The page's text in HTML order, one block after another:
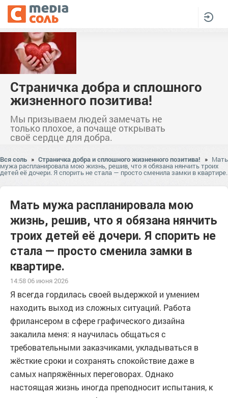
Страничка добра и сплошного
жизненного позитива!
Мы призываем людей замечать не
только плохое, а почаще открывать
своё сердце для добра.
Вся соль » Страничка добра и сплошного жизненного позитива! » Мать
мужа распланировала мою жизнь, решив, что я обязана нянчить троих
детей её дочери. Я спорить не стала — просто сменила замки в квартире.
Мать мужа распланировала мою
жизнь, решив, что я обязана нянчить
троих детей её дочери. Я спорить не
стала — просто сменила замки в
квартире.
14:58 06 июня 2026
Я всегда гордилась своей выдержкой и умением
находить выход из сложных ситуаций. Работа
фрилансером в сфере графического дизайна
закалила меня: я научилась общаться с
требовательными заказчиками, укладываться в
жёсткие сроки и сохранять спокойствие даже в
самых напряжённых переговорах. Однако
настоящая жизнь иногда преподносит испытания, к